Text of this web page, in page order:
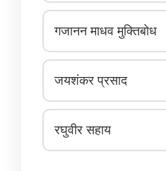
गजानन माधव मुक्तिबोध
जयशंकर प्रसाद
रघुवीर सहाय